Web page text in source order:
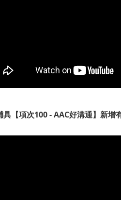
具【項次100 - AAC好溝通】新增